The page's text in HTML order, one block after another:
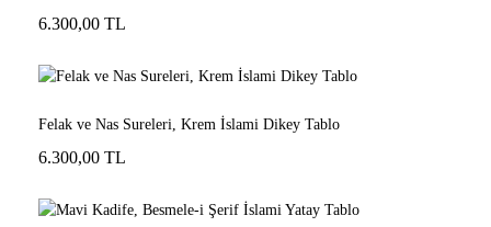
6.300,00 TL
Felak ve Nas Sureleri, Krem İslami Dikey Tablo
6.300,00 TL